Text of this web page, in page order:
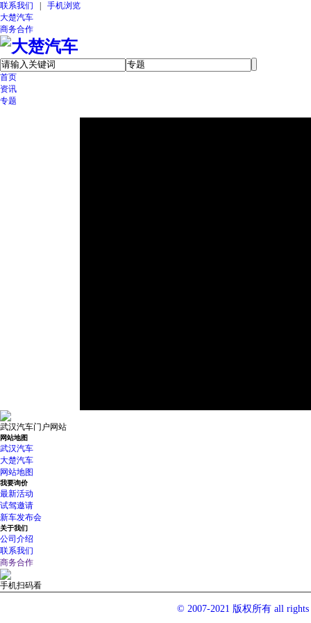
联系我们
手机浏览
大楚汽车
商务合作
首页
资讯
专题
武汉汽车门户网站
网站地图
武汉汽车
大楚汽车
网站地图
我要询价
最新活动
试驾邀请
新车发布会
关于我们
公司介绍
联系我们
商务合作
手机扫码看
© 2007-2021 版权所有 all